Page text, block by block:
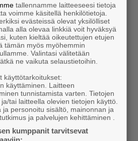
houkuttelevuutta. Häme
kanssa osaavasta,
Kun verotus on kevyempää
kasvaa luonnollisesti.
kulutusta, investointeja,
luo positiivisen kierteen, joka
kestävästi ilman, että sitä
sektorin kautta.
on suora piristysruiske pk-
tallennamme laitteeseesi tietoja
voimme käsitellä henkilötietoja.
evästeissä olevat yksilölliset
alla olevaa linkkiä voit hyväksyä
kuten kieltää oikeutettujen etujen
tämän myös myöhemmin
Valintasi välitetään
ne vaikuta selaustietoihin.
käyttötarkoitukset:
käyttäminen. Laitteen
tunnistamista varten. Tietojen
tai laitteella olevien tietojen käyttö.
ja personoitu sisältö, mainonnan ja
ja palvelujen kehittäminen .
kumppanit tarvitsevat